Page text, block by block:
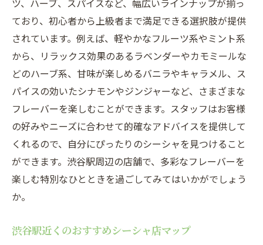
ツ、ハーブ、スパイスなど、幅広いラインナップが揃っ
ており、初心者から上級者まで満足できる選択肢が提供
されています。例えば、軽やかなフルーツ系やミント系
から、リラックス効果のあるラベンダーやカモミールな
どのハーブ系、甘味が楽しめるバニラやキャラメル、ス
パイスの効いたシナモンやジンジャーなど、さまざまな
フレーバーを楽しむことができます。スタッフはお客様
の好みやニーズに合わせて的確なアドバイスを提供して
くれるので、自分にぴったりのシーシャを見つけること
ができます。渋谷駅周辺の店舗で、多彩なフレーバーを
楽しむ特別なひとときを過ごしてみてはいかがでしょう
か。
渋谷駅近くのおすすめシーシャ店マップ